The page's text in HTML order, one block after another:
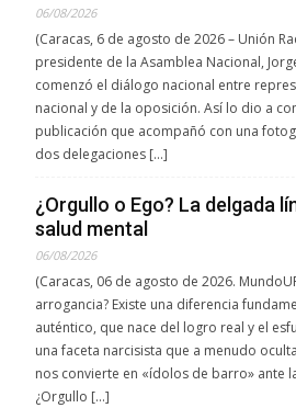
06/08/2026
(Caracas, 6 de agosto de 2026 – Unión
presidente de la Asamblea Nacional,
comenzó el diálogo nacional entre
nacional y de la oposición. Así lo dio a
publicación que acompañó con una
dos delegaciones […]
¿Orgullo o Ego? La delgada
salud mental
06/08/2026
(Caracas, 06 de agosto de 2026.
arrogancia? Existe una diferencia
auténtico, que nace del logro real y el
una faceta narcisista que a menudo
nos convierte en «ídolos de barro» ante
¿Orgullo […]